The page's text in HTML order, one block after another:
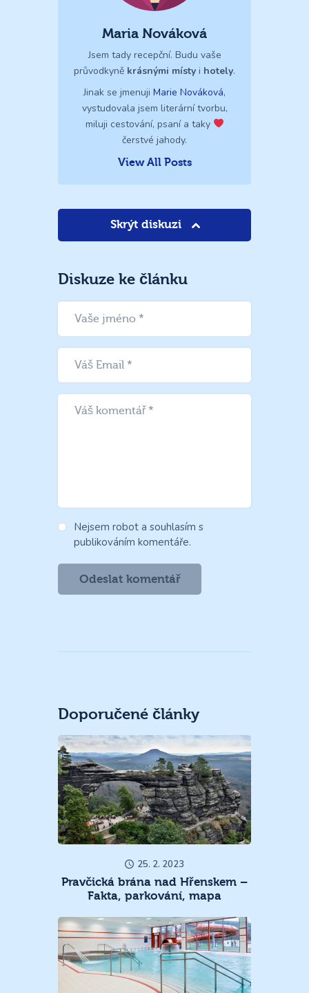
Maria Nováková
Jsem tady recepční. Budu vaše
průvodkyně krásnými místy i hotely.
Jinak se jmenuji Marie Nováková,
vystudovala jsem literární tvorbu,
miluji cestování, psaní a taky
čerstvé jahody.
View All Posts
Skrýt diskuzi
Diskuze ke článku
Nejsem robot a souhlasím s
publikováním komentáře.
Doporučené články
25. 2. 2023
Pravčická brána nad Hřenskem –
Fakta, parkování, mapa